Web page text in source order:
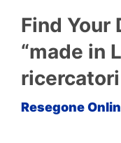
Find Your
“made in
Resegone